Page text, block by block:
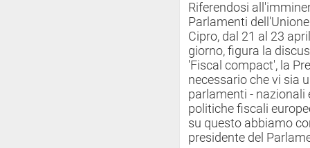
Riferendosi
Parlamenti
Cipro, dal 21 al 23
giorno, figura la
'Fiscal compact', la
necessario che vi sia
parlamenti - nazionali
politiche fiscali
su questo abbiamo
presidente del